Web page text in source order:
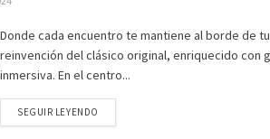
Donde cada encuentro te mantiene al borde de
reinvención del clásico original, enriquecido con
inmersiva. En el centro...
SEGUIR LEYENDO